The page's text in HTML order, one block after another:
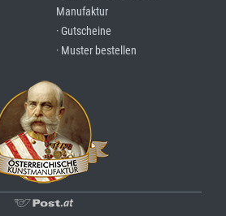
Manufaktur
· Gutscheine
· Muster bestellen